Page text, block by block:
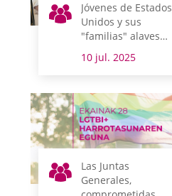
Jóvenes de Estados
Unidos y sus
"familias" alavesas
visitan las Juntas
Generales
10 jul. 2025
Las Juntas
Generales,